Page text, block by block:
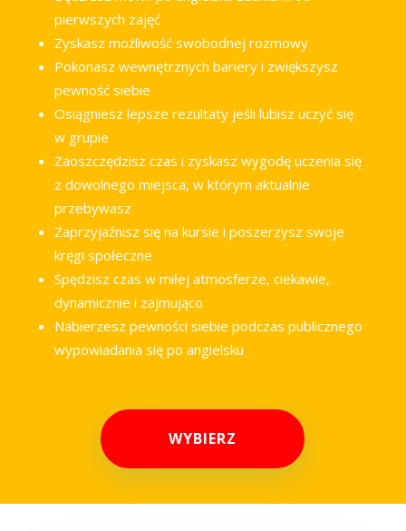
pierwszych zajęć
Zyskasz możliwość swobodnej rozmowy
Pokonasz wewnętrznych bariery i zwiększysz
pewność siebie
Osiągniesz lepsze rezultaty jeśli lubisz uczyć się
w grupie
Zaoszczędzisz czas i zyskasz wygodę uczenia się
z dowolnego miejsca, w którym aktualnie
przebywasz
Zaprzyjaźnisz się na kursie i poszerzysz swoje
kręgi społeczne
Spędzisz czas w miłej atmosferze, ciekawie,
dynamicznie i zajmująco
Nabierzesz pewności siebie podczas publicznego
wypowiadania się po angielsku
WYBIERZ